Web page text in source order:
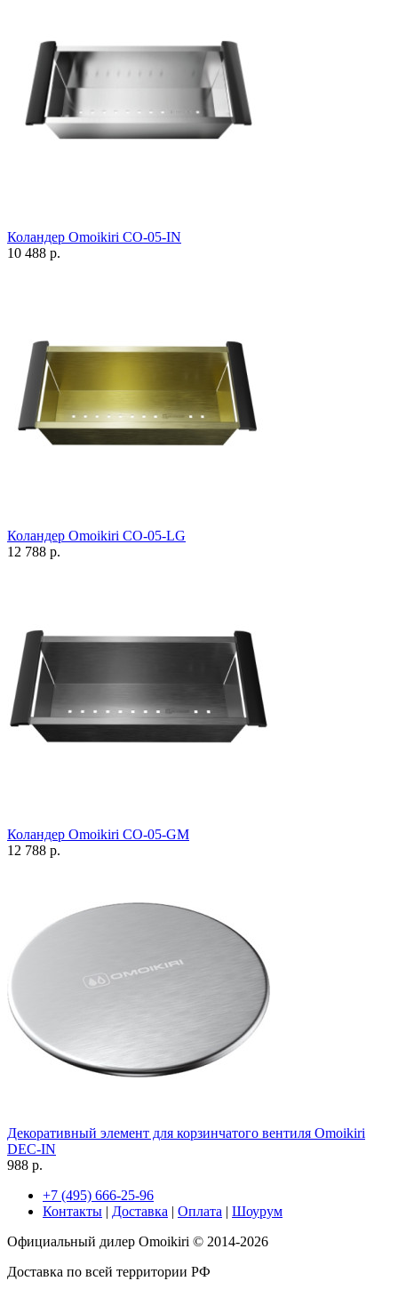
Коландер Omoikiri CO-05-IN
10 488 р.
Коландер Omoikiri CO-05-LG
12 788 р.
Коландер Omoikiri CO-05-GM
12 788 р.
Декоративный элемент для корзинчатого вентиля Omoikiri
DEC-IN
988 р.
+7 (495) 666-25-96
Контакты | Доставка | Оплата | Шоурум
Официальный дилер Omoikiri © 2014-2026
Доставка по всей территории РФ